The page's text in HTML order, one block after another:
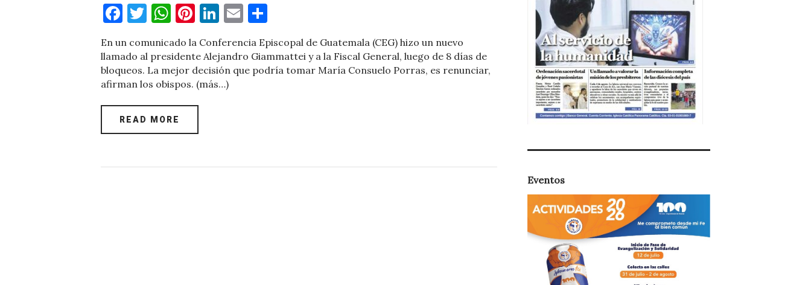
F
c
e
b
o
o
T
w
it
te
r
W
h
at
s
A
p
p
Pi
nt
er
es
t
Li
n
k
e
dI
E
m
ai
l
o
m
p
En un comunicado la Conferencia Episcopal de Guatemala (CEG) hizo un nuevo
llamado al presidente Alejandro Giammattei y a la Fiscal General, luego de 8 días de
bloqueos. La mejor decisión que podría tomar María Consuelo Porras, es renunciar,
afirman los obispos. (más…)
READ MORE
Eventos